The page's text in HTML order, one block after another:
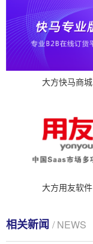
大方快马商城
大方用友软件
相关新闻 / NEWS